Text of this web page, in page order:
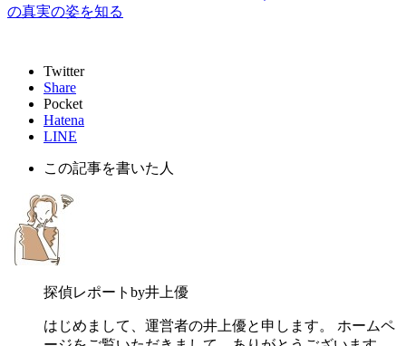
の真実の姿を知る
Twitter
Share
Pocket
Hatena
LINE
この記事を書いた人
探偵レポートby井上優
はじめまして、運営者の井上優と申します。 ホームペ